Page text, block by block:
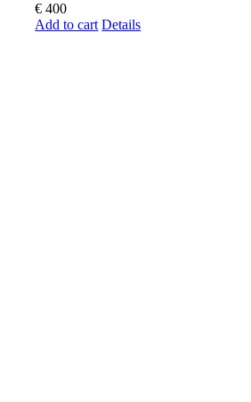
€ 400
Add to cart Details